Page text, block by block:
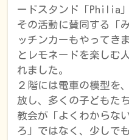
ードスタンド「Philia
その活動に賛同する「
ッチンカーもやってき
とレモネードを楽しむ
れました。
２階には電車の模型を
放し、多くの子どもた
教会が「よくわからな
ろ」ではなく、少しで